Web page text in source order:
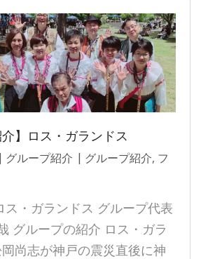
介】ロス・ガランドス
グループ紹介 グループ紹介, フ
ス・ガランドス グループ代表
グループの紹介 ロス・ガラ
尚志が神戸の震災直後に神